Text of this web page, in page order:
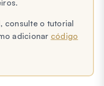
consulte o tutorial
adicionar código